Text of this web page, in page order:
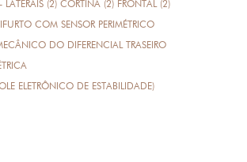
LATERAIS (2) CORTINA (2) FRONTAL (2)
COM SENSOR PERIMÉTRICO
DO DIFERENCIAL TRASEIRO
ELETRÔNICO DE ESTABILIDADE)